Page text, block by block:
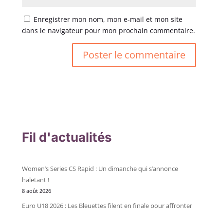
Enregistrer mon nom, mon e-mail et mon site
dans le navigateur pour mon prochain commentaire.
Fil d'actualités
Women’s Series CS Rapid : Un dimanche qui s’annonce
haletant !
8 août 2026
Euro U18 2026 : Les Bleuettes filent en finale pour affronter